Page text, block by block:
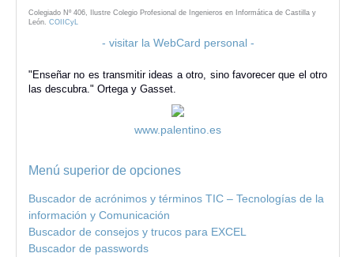
Colegiado Nº 406, Ilustre Colegio Profesional de Ingenieros en Informática de Castilla y
León. COIICyL
- visitar la WebCard personal -
"Enseñar no es transmitir ideas a otro, sino favorecer que el otro
las descubra." Ortega y Gasset.
www.palentino.es
Menú superior de opciones
Buscador de acrónimos y términos TIC – Tecnologías de la
información y Comunicación
Buscador de consejos y trucos para EXCEL
Buscador de passwords